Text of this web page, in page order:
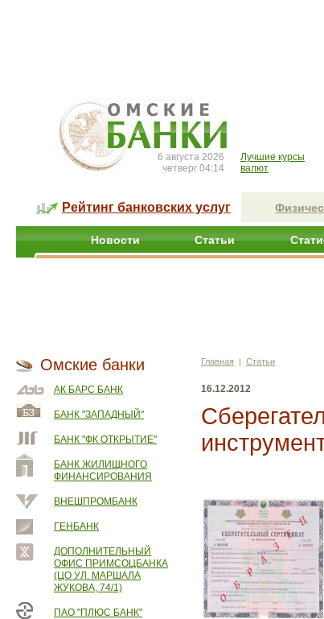
6 августа 2026
четверг 04:14
Лучшие курсы
валют
Рейтинг банковских услуг
Новости Статьи
Омские банки
АК БАРС БАНК
БАНК "ЗАПАДНЫЙ"
БАНК "ФК ОТКРЫТИЕ"
БАНК ЖИЛИЩНОГО
ФИНАНСИРОВАНИЯ
ВНЕШПРОМБАНК
ГЕНБАНК
ДОПОЛНИТЕЛЬНЫЙ
ОФИС ПРИМСОЦБАНКА
(ЦО УЛ. МАРШАЛА
ЖУКОВА, 74/1)
ПАО "ПЛЮС БАНК"
Главная | Статьи
16.12.2012